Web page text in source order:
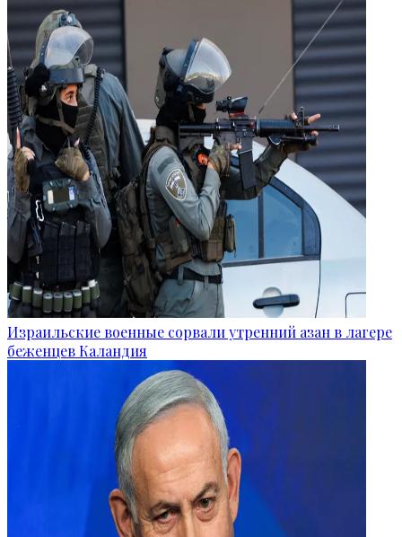
Израильские военные сорвали утренний азан в лагере
беженцев Каландия